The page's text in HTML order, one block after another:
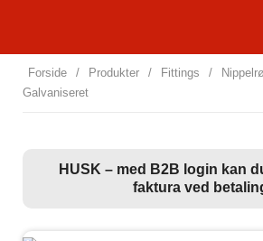
Forside / Produkter / Fittings /
Galvaniseret
HUSK – med B2B login kan
faktura ved